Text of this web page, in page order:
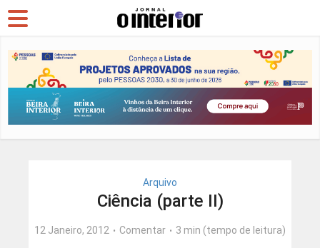
Arquivo
Ciência (parte II)
12 Janeiro, 2012 Comentar 3 min (tempo de leitura)